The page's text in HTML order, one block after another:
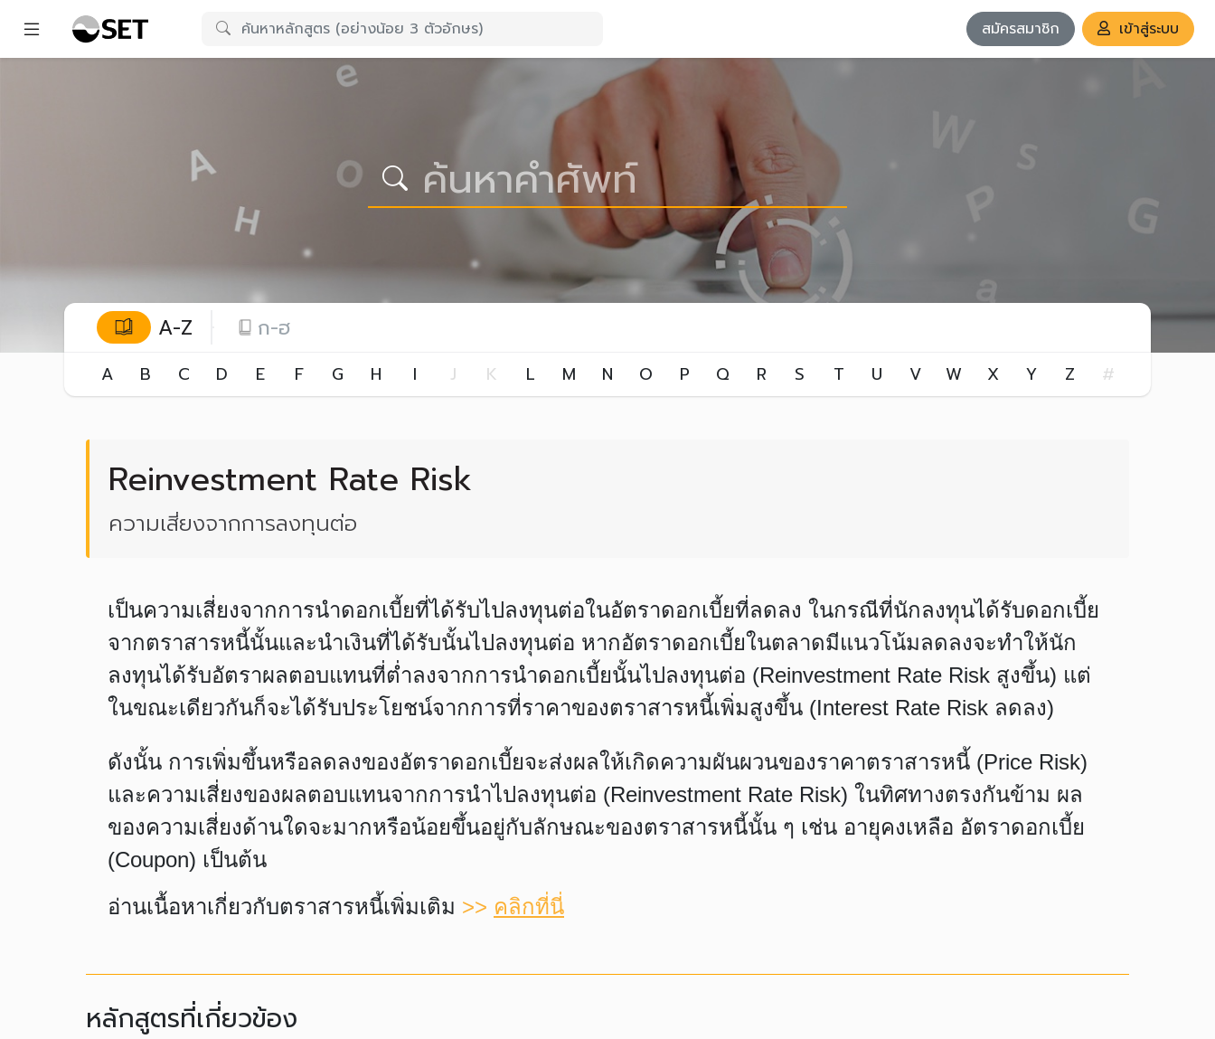
สมัครสมาชิก เข้าสู่ระบบ
A-Z ก-ฮ
A B C D E F G H I J K L M N O P Q R S T U V W X Y Z #
Reinvestment Rate Risk
ความเสี่ยงจากการลงทุนต่อ
เป็นความเสี่ยงจากการนำดอกเบี้ยที่ได้รับไปลงทุนต่อในอัตราดอกเบี้ยที่ลดลง ในกรณีที่นักลงทุนได้รับดอกเบี้ย
จากตราสารหนี้นั้นและนำเงินที่ได้รับนั้นไปลงทุนต่อ หากอัตราดอกเบี้ยในตลาดมีแนวโน้มลดลงจะทำให้นัก
ลงทุนได้รับอัตราผลตอบแทนที่ต่ำลงจากการนำดอกเบี้ยนั้นไปลงทุนต่อ (Reinvestment Rate Risk สูงขึ้น) แต่
ในขณะเดียวกันก็จะได้รับประโยชน์จากการที่ราคาของตราสารหนี้เพิ่มสูงขึ้น (Interest Rate Risk ลดลง)
ดังนั้น การเพิ่มขึ้นหรือลดลงของอัตราดอกเบี้ยจะส่งผลให้เกิดความผันผวนของราคาตราสารหนี้ (Price Risk)
และความเสี่ยงของผลตอบแทนจากการนำไปลงทุนต่อ (Reinvestment Rate Risk) ในทิศทางตรงกันข้าม ผล
ของความเสี่ยงด้านใดจะมากหรือน้อยขึ้นอยู่กับลักษณะของตราสารหนี้นั้น ๆ เช่น อายุคงเหลือ อัตราดอกเบี้ย
(Coupon) เป็นต้น
อ่านเนื้อหาเกี่ยวกับตราสารหนี้เพิ่มเติม >> คลิกที่นี่
หลักสูตรที่เกี่ยวข้อง